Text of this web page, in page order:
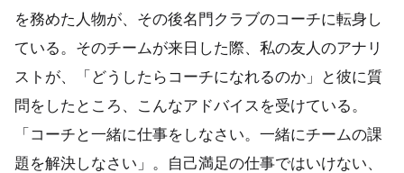
を務めた人物が、その後名門クラブのコーチに転身し
ている。そのチームが来日した際、私の友人のアナリ
ストが、「どうしたらコーチになれるのか」と彼に質
問をしたところ、こんなアドバイスを受けている。
「コーチと一緒に仕事をしなさい。一緒にチームの課
題を解決しなさい」。自己満足の仕事ではいけない、